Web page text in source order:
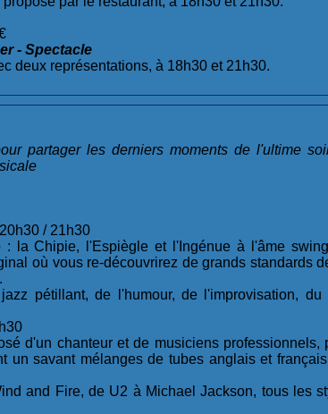
- Spectacle
deux représentations, à 18h30 et 21h30.
partager les derniers moments de l'ultime
/ 21h30
: la Chipie, l'Espiègle et l'Ingénue à l'âme
où vous re-découvrirez de grands standards
pétillant, de l'humour, de l'improvisation, du
d'un chanteur et de musiciens professionnels,
un savant mélanges de tubes anglais et
and Fire, de U2 à Michael Jackson, tous les